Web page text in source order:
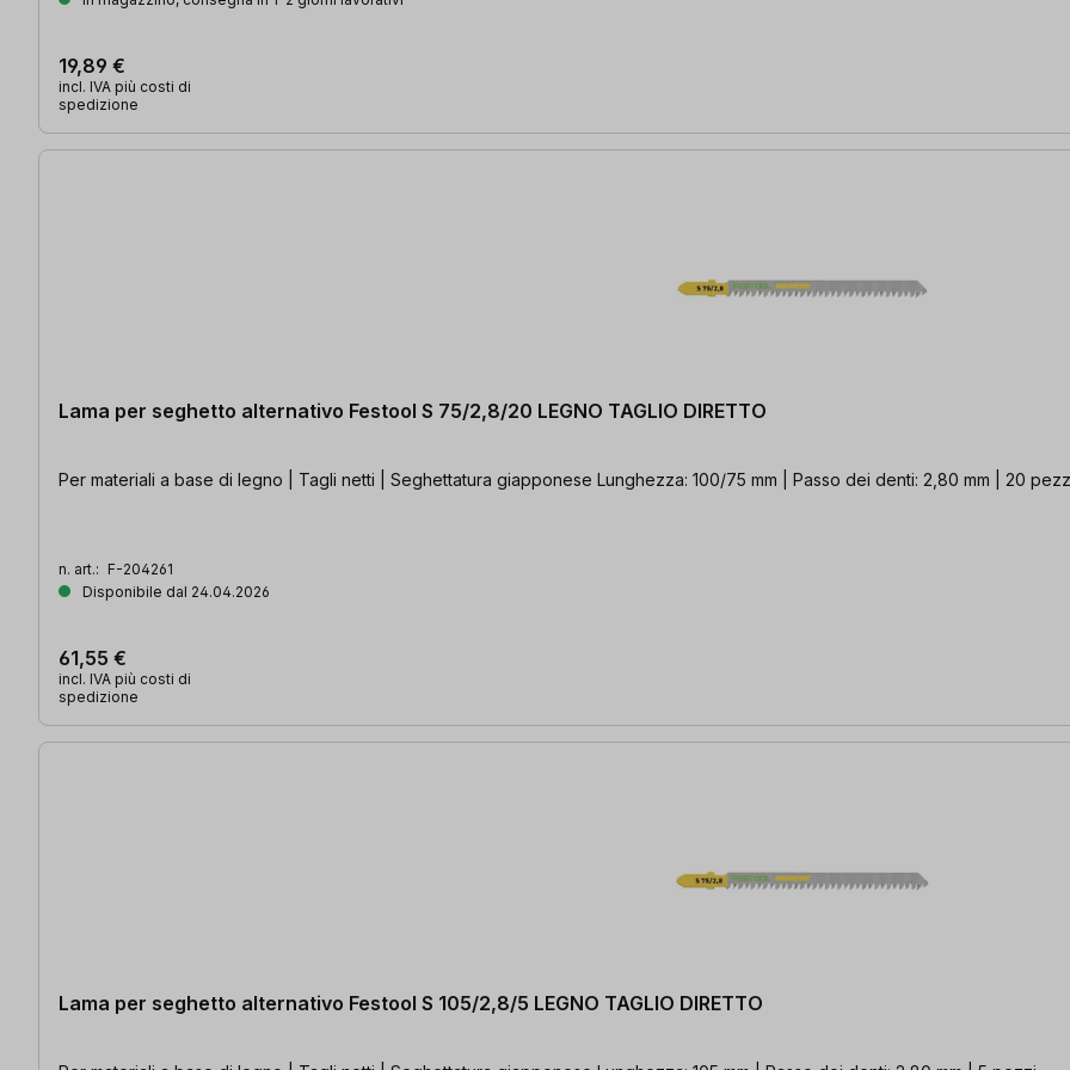
19,89 €
incl. IVA più costi di
spedizione
Lama per seghetto alternativo Festool S 75/2,8/20 LEGNO TAGLIO DIRETTO
Per materiali a base di legno | Tagli netti | Seghettatura giapponese Lunghezza: 100/75 mm | Passo dei denti: 2,80 mm | 20
n. art.: F-204261
Disponibile dal 24.04.2026
61,55 €
incl. IVA più costi di
spedizione
Lama per seghetto alternativo Festool S 105/2,8/5 LEGNO TAGLIO DIRETTO